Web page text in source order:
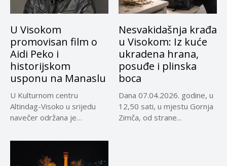
U Visokom
promovisan film o
Aidi Peko i
historijskom
usponu na Manaslu
U Kulturnom centru
Altindag-Visoko u srijedu
navečer održana je
filma...
Nesvakidašnja krađa
u Visokom: Iz kuće
ukradena hrana,
posuđe i plinska
boca
Dana 07.04.2026. godine, u
12,50 sati, u mjestu Gornja
Zimča, od strane...